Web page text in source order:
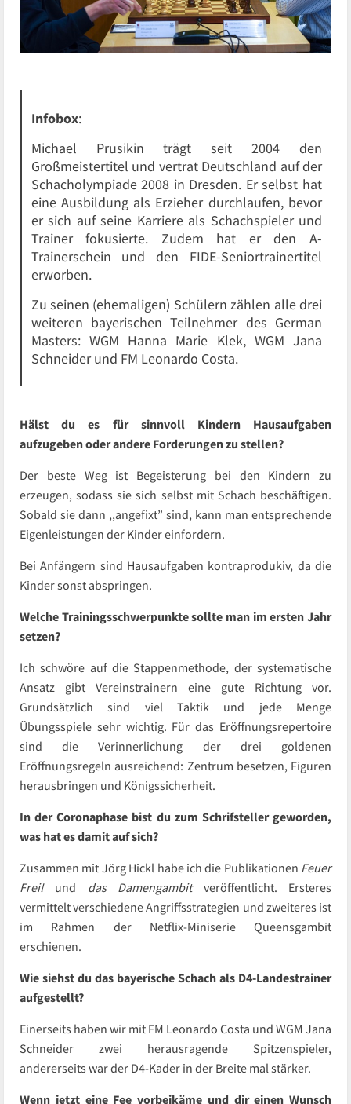
Infobox:
Michael Prusikin trägt seit 2004 den
Großmeistertitel und vertrat Deutschland auf der
Schacholympiade 2008 in Dresden. Er selbst hat
eine Ausbildung als Erzieher durchlaufen, bevor
er sich auf seine Karriere als Schachspieler und
Trainer fokusierte. Zudem hat er den A-
Trainerschein und den FIDE-Seniortrainertitel
erworben.
Zu seinen (ehemaligen) Schülern zählen alle drei
weiteren bayerischen Teilnehmer des German
Masters: WGM Hanna Marie Klek, WGM Jana
Schneider und FM Leonardo Costa.
Hälst du es für sinnvoll Kindern Hausaufgaben
aufzugeben oder andere Forderungen zu stellen?
Der beste Weg ist Begeisterung bei den Kindern zu
erzeugen, sodass sie sich selbst mit Schach beschäftigen.
Sobald sie dann ,,angefixt” sind, kann man entsprechende
Eigenleistungen der Kinder einfordern.
Bei Anfängern sind Hausaufgaben kontraprodukiv, da die
Kinder sonst abspringen.
Welche Trainingsschwerpunkte sollte man im ersten Jahr
setzen?
Ich schwöre auf die Stappenmethode, der systematische
Ansatz gibt Vereinstrainern eine gute Richtung vor.
Grundsätzlich sind viel Taktik und jede Menge
Übungsspiele sehr wichtig. Für das Eröffnungsrepertoire
sind die Verinnerlichung der drei goldenen
Eröffnungsregeln ausreichend: Zentrum besetzen, Figuren
herausbringen und Königssicherheit.
In der Coronaphase bist du zum Schrifsteller geworden,
was hat es damit auf sich?
Zusammen mit Jörg Hickl habe ich die Publikationen Feuer
Frei!und das Damengambitveröffentlicht. Ersteres
vermittelt verschiedene Angriffsstrategien und zweiteres ist
im Rahmen der Netflix-Miniserie Queensgambit
erschienen.
Wie siehst du das bayerische Schach als D4-Landestrainer
aufgestellt?
Einerseits haben wir mit FM Leonardo Costa und WGM Jana
Schneider zwei herausragende Spitzenspieler,
andererseits war der D4-Kader in der Breite mal stärker.
Wenn jetzt eine Fee vorbeikäme und dir einen Wunsch